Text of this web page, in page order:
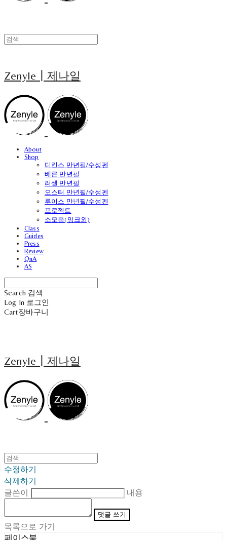
Zenyle┃제나일
About
Shop
디킨스 만년필/수성펜
베른 만년필
러셀 만년필
오스터 만년필/수성펜
루이스 만년필/수성펜
프로젝트
소모품(잉크외)
Class
Guides
Press
Review
QnA
AS
Search 검색
Log In 로그인
Cart장바구니
Zenyle┃제나일
수정하기
삭제하기
글쓴이
내용
댓글 쓰기
목록으로 가기
페이스북